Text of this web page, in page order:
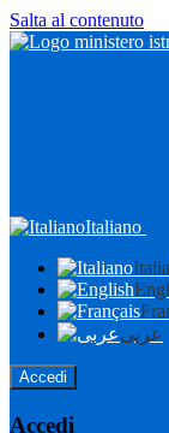
Salta al contenuto
Italiano
عربى
Accedi
Accedi